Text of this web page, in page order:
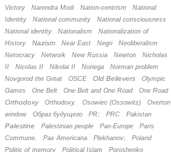
Victory Narendra Modi Nation-centrism
National
Identity
National community
National consciousness
National identity
Nationalism
Nationalization of
History
Nazism Near East Negri
Neoliberalism
Netocracy
Network New Russia Newton
Nicholas
II
Nicolas II Nikolai II Noriega
Norman problem
Novgorod the Great
OSCE Old Believers
Olympic
Games
One Belt One Belt and One Road One Road
Orthodoxy Orthodoxy. Osowiec (Ossowitz)
Overton
window
Oбраз будущего PR; PRC Pakistan
Palestine Palestinian people Pan-Europe
Paris
Commune.
Pax Americana Plekhanov;
Poland
Politic of memory
Political Islam
Poroshenko